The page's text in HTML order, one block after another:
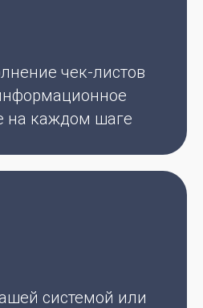
чек-листов
на каждом шаге
системой или